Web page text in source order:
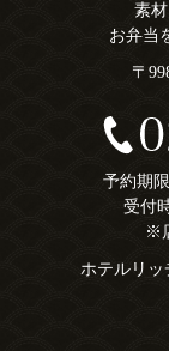
素
お弁当
〒
予約期
受付
※
ホテルリッ